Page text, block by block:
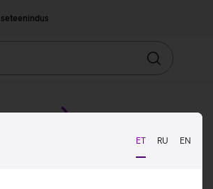
ET RU EN
Iseteenindus
Otsin